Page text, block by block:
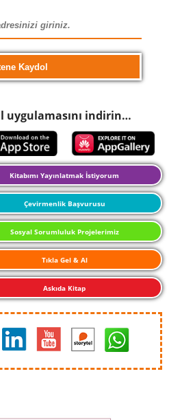
uygulamasını indirin…
Kitabımı Yayınlatmak İstiyorum
Çevirmenlik Başvurusu
Sosyal Sorumluluk Projelerimiz
Tıkla Gel & Al
Askıda Kitap